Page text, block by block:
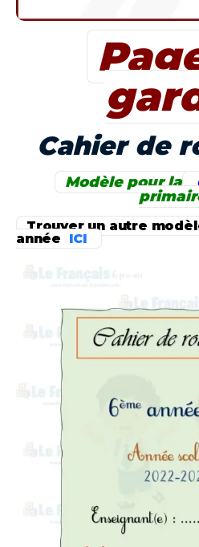
Cahier de
Modèle pour la
Trouver un autre
année ICI